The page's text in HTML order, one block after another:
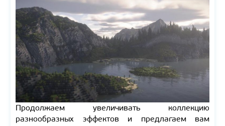
Продолжаем увеличивать коллекцию
разнообразных эффектов и предлагаем вам